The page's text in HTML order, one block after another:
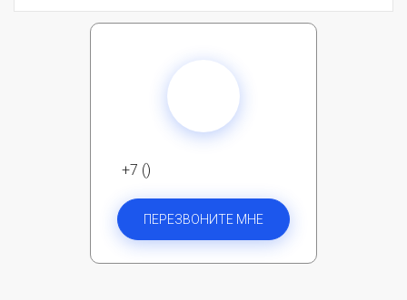
+7 ()
ПЕРЕЗВОНИТЕ МНЕ